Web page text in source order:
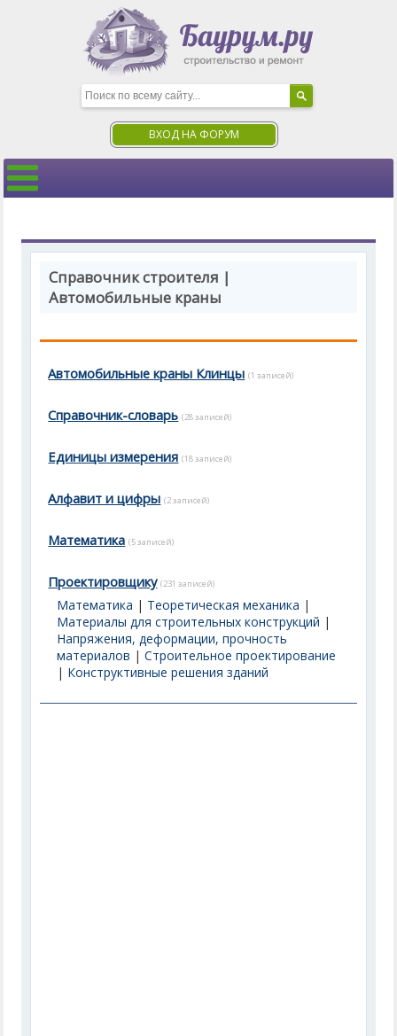
ВХОД НА ФОРУМ
Справочник строителя |
Автомобильные краны
Автомобильные краны Клинцы (1 записей)
Справочник-словарь (28 записей)
Единицы измерения (18 записей)
Алфавит и цифры (2 записей)
Математика (5 записей)
Проектировщику (231 записей)
Математика | Теоретическая механика |
Материалы для строительных конструкций |
Напряжения, деформации, прочность
материалов |Строительное проектирование
| Конструктивные решения зданий